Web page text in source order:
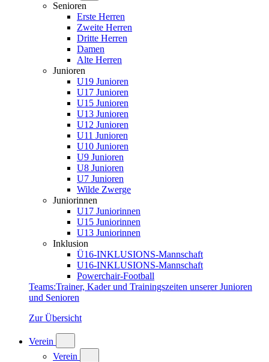
Senioren
Erste Herren
Zweite Herren
Dritte Herren
Damen
Alte Herren
Junioren
U19 Junioren
U17 Junioren
U15 Junioren
U13 Junioren
U12 Junioren
U11 Junioren
U10 Junioren
U9 Junioren
U8 Junioren
U7 Junioren
Wilde Zwerge
Juniorinnen
U17 Juniorinnen
U15 Juniorinnen
U13 Juniorinnen
Inklusion
Ü16-INKLUSIONS-Mannschaft
U16-INKLUSIONS-Mannschaft
Powerchair-Football
Teams:Trainer, Kader und Trainingszeiten unserer Junioren
und Senioren
Zur Übersicht
Verein
Verein